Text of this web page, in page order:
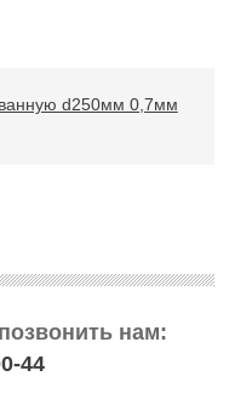
d250мм 0,7мм
нам:
44